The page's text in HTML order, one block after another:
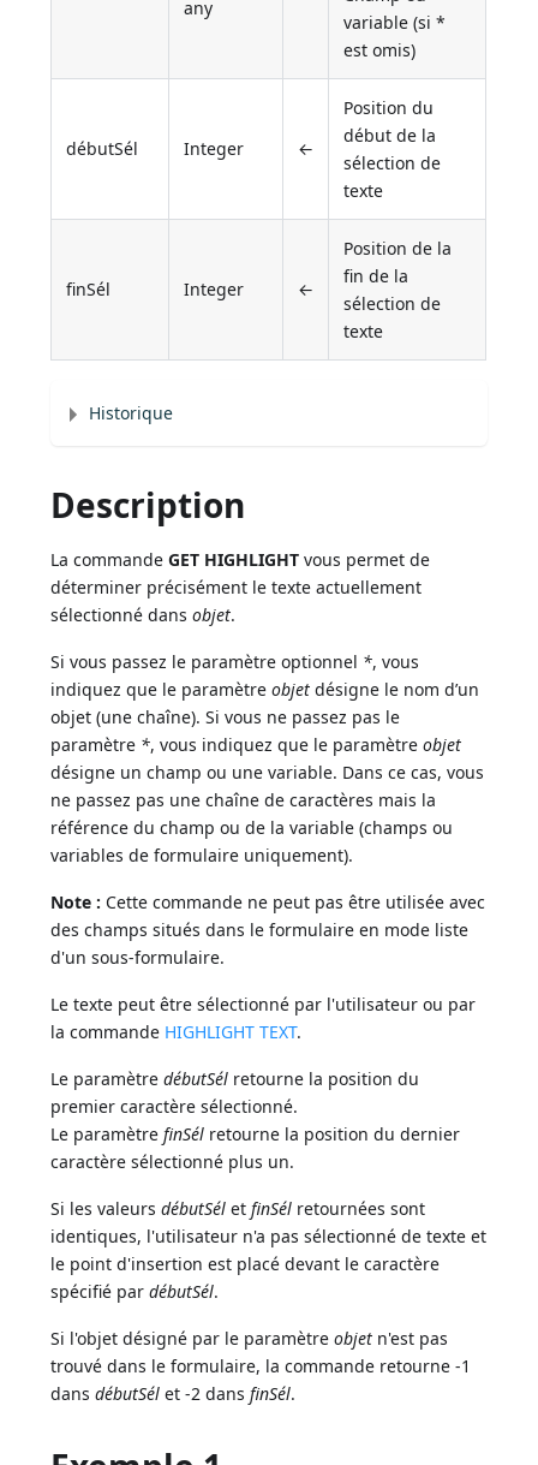
any
variable (si *
est omis)
débutSél Integer ←
Position du
début de la
sélection de
texte
finSél Integer ←
Position de la
fin de la
sélection de
texte
Historique
Description
La commandeGET HIGHLIGHT vous permet de
déterminer précisément le texte actuellement
sélectionné dansobjet.
Si vous passez le paramètre optionnel *, vous
indiquez que le paramètreobjet désigne le nom d’un
objet (une chaîne). Si vous ne passez pas le
paramètre *, vous indiquez que le paramètreobjet
désigne un champ ou une variable. Dans ce cas, vous
ne passez pas une chaîne de caractères mais la
référence du champ ou de la variable (champs ou
variables de formulaire uniquement).
Note : Cette commande ne peut pas être utilisée avec
des champs situés dans le formulaire en mode liste
d'un sous-formulaire.
Le texte peut être sélectionné par l'utilisateur ou par
la commande HIGHLIGHT TEXT.
Le paramètredébutSél retourne la position du
premier caractère sélectionné.
Le paramètrefinSél retourne la position du dernier
caractère sélectionné plus un.
Si les valeursdébutSél etfinSél retournées sont
identiques, l'utilisateur n'a pas sélectionné de texte et
le point d'insertion est placé devant le caractère
spécifié pardébutSél.
Si l'objet désigné par le paramètreobjet n'est pas
trouvé dans le formulaire, la commande retourne -1
dansdébutSél et -2 dansfinSél.